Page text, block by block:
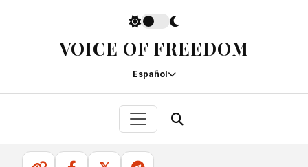
VOICE OF FREEDOM
Español